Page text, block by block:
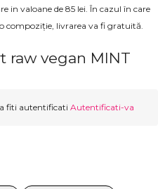
in valoane de 85 lei. În cazul în care
compoziție, livrarea va fi gratuită.
raw vegan MINT
fiti autentificati Autentificati-va